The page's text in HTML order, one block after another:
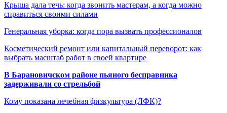
Крыша дала течь: когда звонить мастерам, а когда можно
справиться своими силами
Генеральная уборка: когда пора вызвать профессионалов
Косметический ремонт или капитальный переворот: как
выбрать масштаб работ в своей квартире
В Барановичском районе пьяного бесправника
задерживали со стрельбой
Кому показана лечебная физкультура (ЛФК)?